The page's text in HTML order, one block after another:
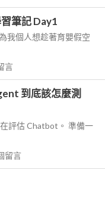
筆記 Day1
我個人想趁著育嬰假空
言
到底該怎麼測
評估 Chatbot。 準備一
留言